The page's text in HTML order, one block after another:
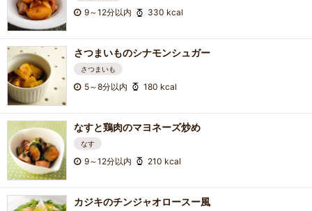
9～12分以内 330 kcal
さつまいものシナモンシュガー
さつまいも
5～8分以内 180 kcal
なすと鶏肉のマヨネーズ炒め
なす
9～12分以内 210 kcal
カジキのチンジャオロースー風